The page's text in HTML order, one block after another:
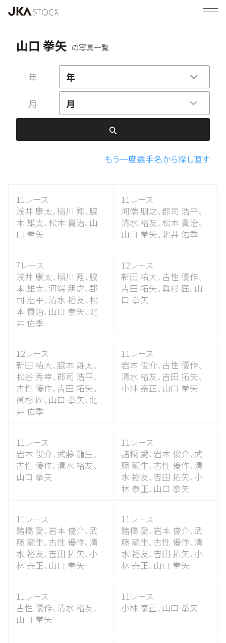
山口 拳矢 の写真一覧
年 年
月 月
もう一度選手名から探し直す
11レース
浅井 康太、稲川 翔、 脇
本 雄太、 松本 貴治、 山
口 拳矢
11レース
河端 朋之、郡司 浩平、
清水 裕友、 松本 貴治、
山口 拳矢、北井 佑季
7レース
浅井 康太、稲川 翔、 脇
本 雄太、 河端 朋之、郡
司 浩平、 清水 裕友、 松
本 貴治、 山口 拳矢、北
井 佑季
12レース
新田 祐大、 古性 優作、
吉田 拓矢、 眞杉 匠、 山
口 拳矢
12レース
新田 祐大、 脇本 雄太、
松谷 秀幸、郡司 浩平、
古性 優作、 吉田 拓矢、
眞杉 匠、 山口 拳矢、北
井 佑季
11レース
岩本 俊介、 古性 優作、
清水 裕友、 吉田 拓矢、
小林 泰正、 山口 拳矢
11レース
岩本 俊介、 武藤 龍生、
古性 優作、 清水 裕友、
山口 拳矢
11レース
諸橋 愛、 岩本 俊介、 武
藤 龍生、 古性 優作、 清
水 裕友、 吉田 拓矢、 小
林 泰正、 山口 拳矢
11レース
諸橋 愛、 岩本 俊介、 武
藤 龍生、 古性 優作、 清
水 裕友、 吉田 拓矢、 小
林 泰正、 山口 拳矢
11レース
諸橋 愛、 岩本 俊介、 武
藤 龍生、 古性 優作、 清
水 裕友、 吉田 拓矢、 小
林 泰正、 山口 拳矢
11レース
古性 優作、 清水 裕友、
山口 拳矢
11レース
小林 泰正、 山口 拳矢